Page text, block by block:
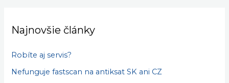
Najnovšie články
Robíte aj servis?
Nefunguje fastscan na antiksat SK ani CZ